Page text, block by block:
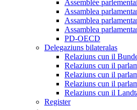
Assemblée
Assamblea
Assamblea
Assamblea
PD-OECD
Delegaziuns bilateralas
Relaziuns cun il
Relaziuns cun il
Relaziuns cun il
Relaziuns cun il
Relaziuns cun il
Register